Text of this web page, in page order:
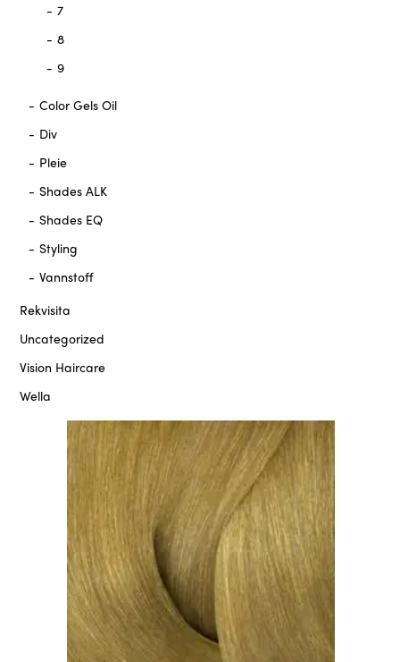
7
8
9
Color Gels Oil
Div
Pleie
Shades ALK
Shades EQ
Styling
Vannstoff
Rekvisita
Uncategorized
Vision Haircare
Wella